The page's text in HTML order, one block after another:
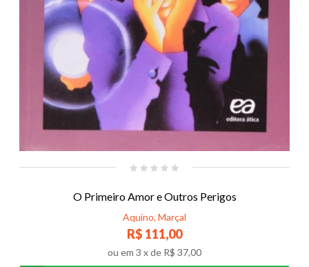
O Primeiro Amor e Outros Perigos
Aquino, Marçal
R$ 111,00
ou em 3 x de R$ 37,00